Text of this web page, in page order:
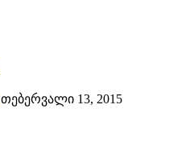
თებერვალი 13, 2015